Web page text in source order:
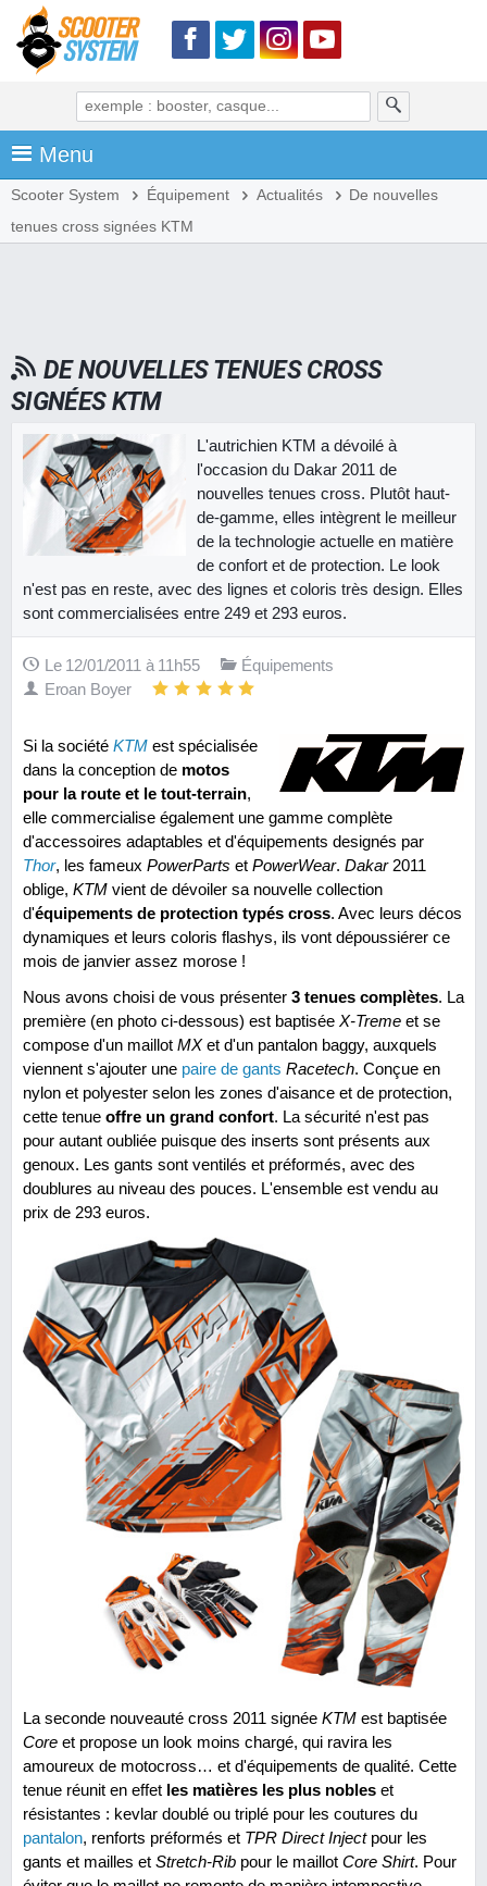
Menu
Scooter System Équipement Actualités
De nouvelles
tenues cross signées KTM
DE NOUVELLES TENUES CROSS
SIGNÉES KTM
L'autrichien KTM a dévoilé à
l'occasion du Dakar 2011 de
nouvelles tenues cross. Plutôt haut-
de-gamme, elles intègrent le meilleur
de la technologie actuelle en matière
de confort et de protection. Le look
n'est pas en reste, avec des lignes et coloris très design. Elles
sont commercialisées entre 249 et 293 euros.
Le 12/01/2011 à 11h55
Équipements
Eroan Boyer
Si la société KTM est spécialisée
dans la conception de motos
pour la route et le tout-terrain,
elle commercialise également une gamme complète
d'accessoires adaptables et d'équipements designés par
Thor, les fameux PowerParts et PowerWear. Dakar2011
oblige, KTM vient de dévoiler sa nouvelle collection
d'équipements de protection typés cross. Avec leurs décos
dynamiques et leurs coloris flashys, ils vont dépoussiérer ce
mois de janvier assez morose !
Nous avons choisi de vous présenter 3 tenues complètes. La
première (en photo ci-dessous) est baptisée X-Treme et se
compose d'un maillot MXet d'un pantalon baggy, auxquels
viennent s'ajouter une paire de gants Racetech. Conçue en
nylon et polyester selon les zones d'aisance et de protection,
cette tenue offre un grand confort. La sécurité n'est pas
pour autant oubliée puisque des inserts sont présents aux
genoux. Les gants sont ventilés et préformés, avec des
doublures au niveau des pouces. L'ensemble est vendu au
prix de 293 euros.
La seconde nouveauté cross 2011 signée KTM est baptisée
Core et propose un look moins chargé, qui ravira les
amoureux de motocross… et d'équipements de qualité. Cette
tenue réunit en effet les matières les plus nobles et
résistantes : kevlar doublé ou triplé pour les coutures du
pantalon, renforts préformés et TPR Direct Injectpour les
gants et mailles et Stretch-Rib pour le maillot Core Shirt. Pour